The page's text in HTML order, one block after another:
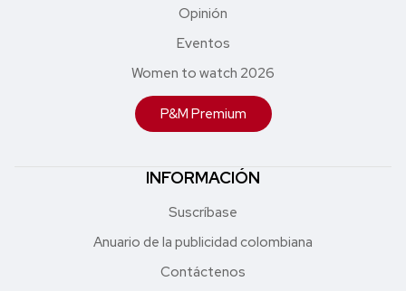
Opinión
Eventos
Women to watch 2026
P&M Premium
INFORMACIÓN
Suscríbase
Anuario de la publicidad colombiana
Contáctenos